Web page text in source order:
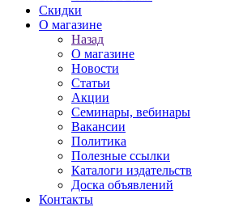
Скидки
О магазине
Назад
О магазине
Новости
Статьи
Акции
Семинары, вебинары
Вакансии
Политика
Полезные ссылки
Каталоги издательств
Доска объявлений
Контакты